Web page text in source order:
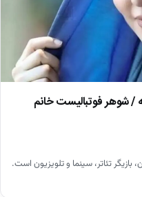
/ شوهر فوتبالیست خانم
۲۹ مرداد ۱۳۵۳ در همدان، بازیگر تئاتر، سینما و تلویزیون است.